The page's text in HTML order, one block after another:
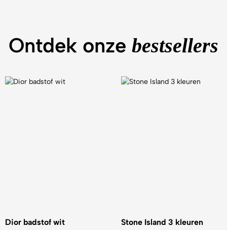
Ontdek onze bestsellers
Dior badstof wit Stone Island 3 kleuren